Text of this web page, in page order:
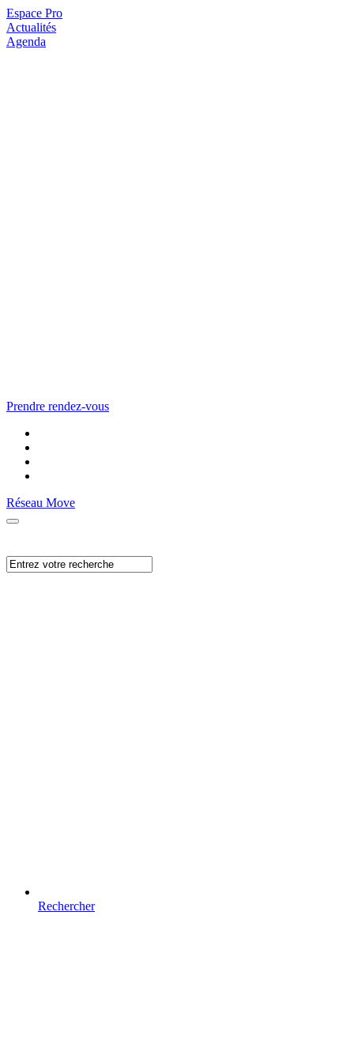
Espace Pro
Actualités
Agenda
Prendre rendez-vous
Réseau Move
Rechercher